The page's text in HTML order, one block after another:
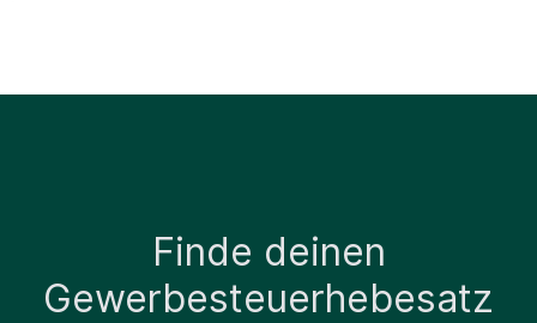
Finde deinen
Gewerbesteuerhebesatz